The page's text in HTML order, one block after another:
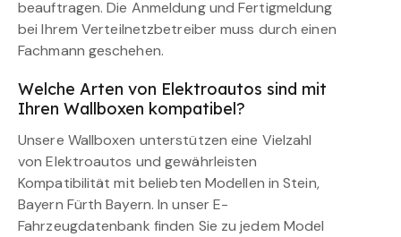
beauftragen. Die Anmeldung und Fertigmeldung
bei Ihrem Verteilnetzbetreiber muss durch einen
Fachmann geschehen.
Welche Arten von Elektroautos sind mit
Ihren Wallboxen kompatibel?
Unsere Wallboxen unterstützen eine Vielzahl
von Elektroautos und gewährleisten
Kompatibilität mit beliebten Modellen in Stein,
Bayern Fürth Bayern. In unser E-
Fahrzeugdatenbank finden Sie zu jedem Model